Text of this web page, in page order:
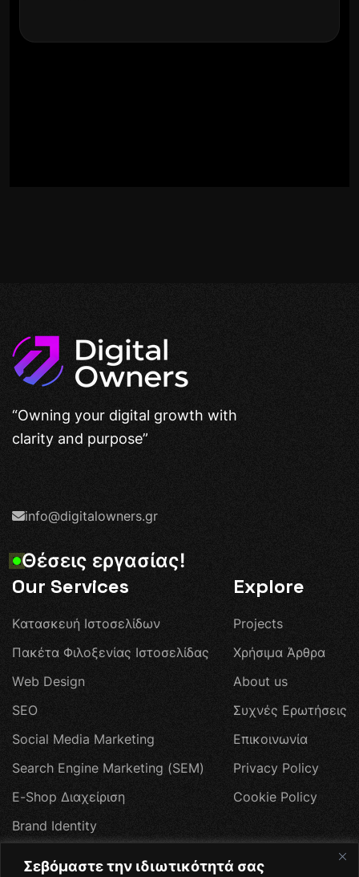
Σεβόμαστε την ιδιωτικότητά σας
“Owning your digital growth with
clarity and purpose”
info@digitalowners.gr
Θέσεις εργασίας!
Our Services
Κατασκευή Ιστοσελίδων
Πακέτα Φιλοξενίας Ιστοσελίδας
Web Design
SEO
Social Media Marketing
Search Engine Marketing (SEM)
E-Shop Διαχείριση
Brand Identity
Explore
Projects
Χρήσιμα Άρθρα
About us
Συχνές Ερωτήσεις
Επικοινωνία
Privacy Policy
Cookie Policy